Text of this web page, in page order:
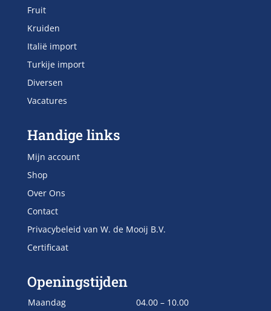
Fruit
Kruiden
Italië import
Turkije import
Diversen
Vacatures
Handige links
Mijn account
Shop
Over Ons
Contact
Privacybeleid van W. de Mooij B.V.
Certificaat
Openingstijden
Maandag
04.00 – 10.00